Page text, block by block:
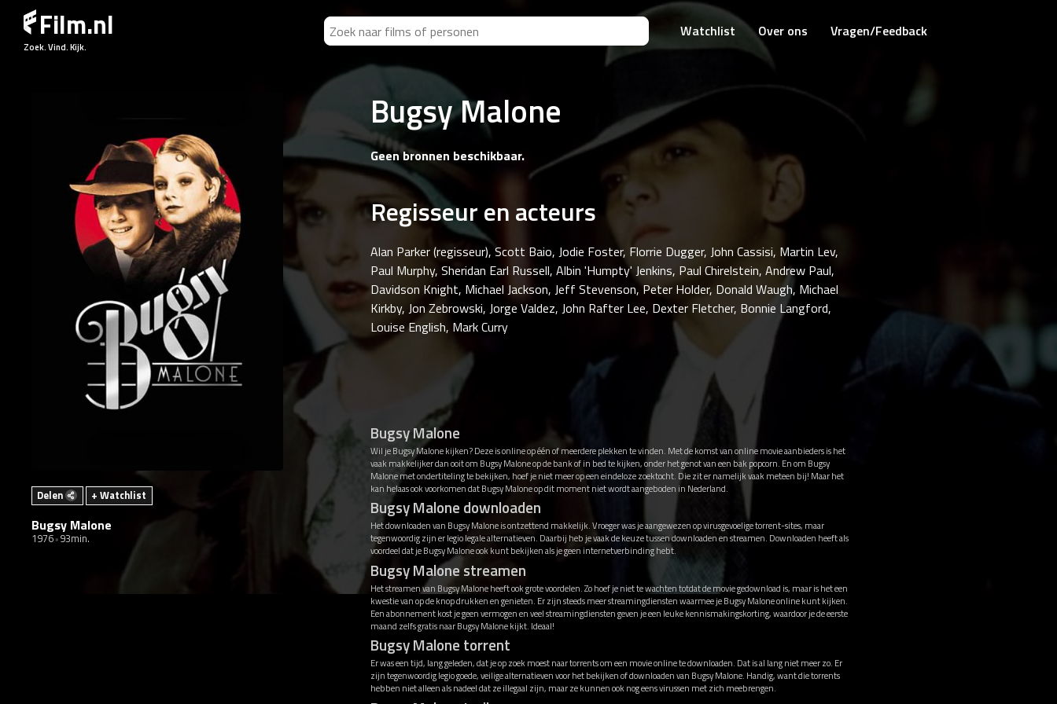
Film.nl
Zoek. Vind. Kijk.
Watchlist Over ons Vragen/Feedback
Delen + Watchlist
Bugsy Malone
1976 93min.
Bugsy Malone
Geen bronnen beschikbaar.
Regisseur en acteurs
Alan Parker (regisseur), Scott Baio, Jodie Foster, Florrie Dugger, John Cassisi, Martin Lev,
Paul Murphy, Sheridan Earl Russell, Albin 'Humpty' Jenkins, Paul Chirelstein, Andrew Paul,
Davidson Knight, Michael Jackson, Jeff Stevenson, Peter Holder, Donald Waugh, Michael
Kirkby, Jon Zebrowski, Jorge Valdez, John Rafter Lee, Dexter Fletcher, Bonnie Langford,
Louise English, Mark Curry
Bugsy Malone
Wil je Bugsy Malone kijken? Deze is online op één of meerdere plekken te vinden. Met de komst van online movie aanbieders is het
vaak makkelijker dan ooit om Bugsy Malone op de bank of in bed te kijken, onder het genot van een bak popcorn. En om Bugsy
Malone met ondertiteling te bekijken, hoef je niet meer op een eindeloze zoektocht. Die zit er namelijk vaak meteen bij! Maar het
kan helaas ook voorkomen dat Bugsy Malone op dit moment niet wordt aangeboden in Nederland.
Bugsy Malone downloaden
Het downloaden van Bugsy Malone is ontzettend makkelijk. Vroeger was je aangewezen op virusgevoelige torrent-sites, maar
tegenwoordig zijn er legio legale alternatieven. Daarbij heb je vaak de keuze tussen downloaden en streamen. Downloaden heeft als
voordeel dat je Bugsy Malone ook kunt bekijken als je geen internetverbinding hebt.
Bugsy Malone streamen
Het streamen van Bugsy Malone heeft ook grote voordelen. Zo hoef je niet te wachten totdat de movie gedownload is, maar is het een
kwestie van op de knop drukken en genieten. Er zijn steeds meer streamingdiensten waarmee je Bugsy Malone online kunt kijken.
Een abonnement kost je geen vermogen en veel streamingdiensten geven je een leuke kennismakingskorting, waardoor je de eerste
maand zelfs gratis naar Bugsy Malone kijkt. Ideaal!
Bugsy Malone torrent
Er was een tijd, lang geleden, dat je op zoek moest naar torrents om een movie online te downloaden. Dat is al lang niet meer zo. Er
zijn tegenwoordig legio goede, veilige alternatieven voor het bekijken of downloaden van Bugsy Malone. Handig, want die torrents
hebben niet alleen als nadeel dat ze illegaal zijn, maar ze kunnen ook nog eens virussen met zich meebrengen.